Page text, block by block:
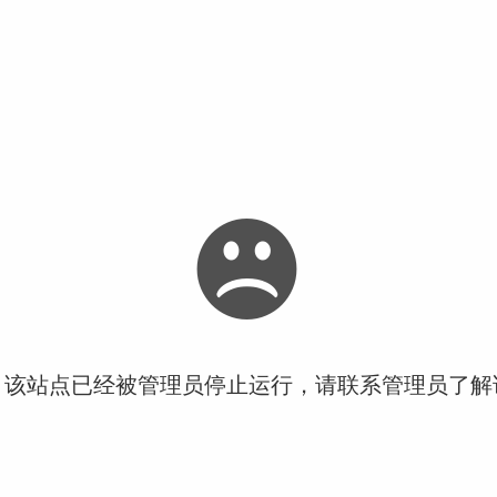
站点已经被管理员停止运行，请联系管理员了